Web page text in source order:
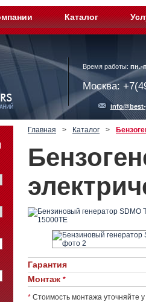
Каталог
Время работы: пн.-
Москва:
Главная > Каталог >
Гарантия
Монтаж *
* Стоимость монтажа уточняйте